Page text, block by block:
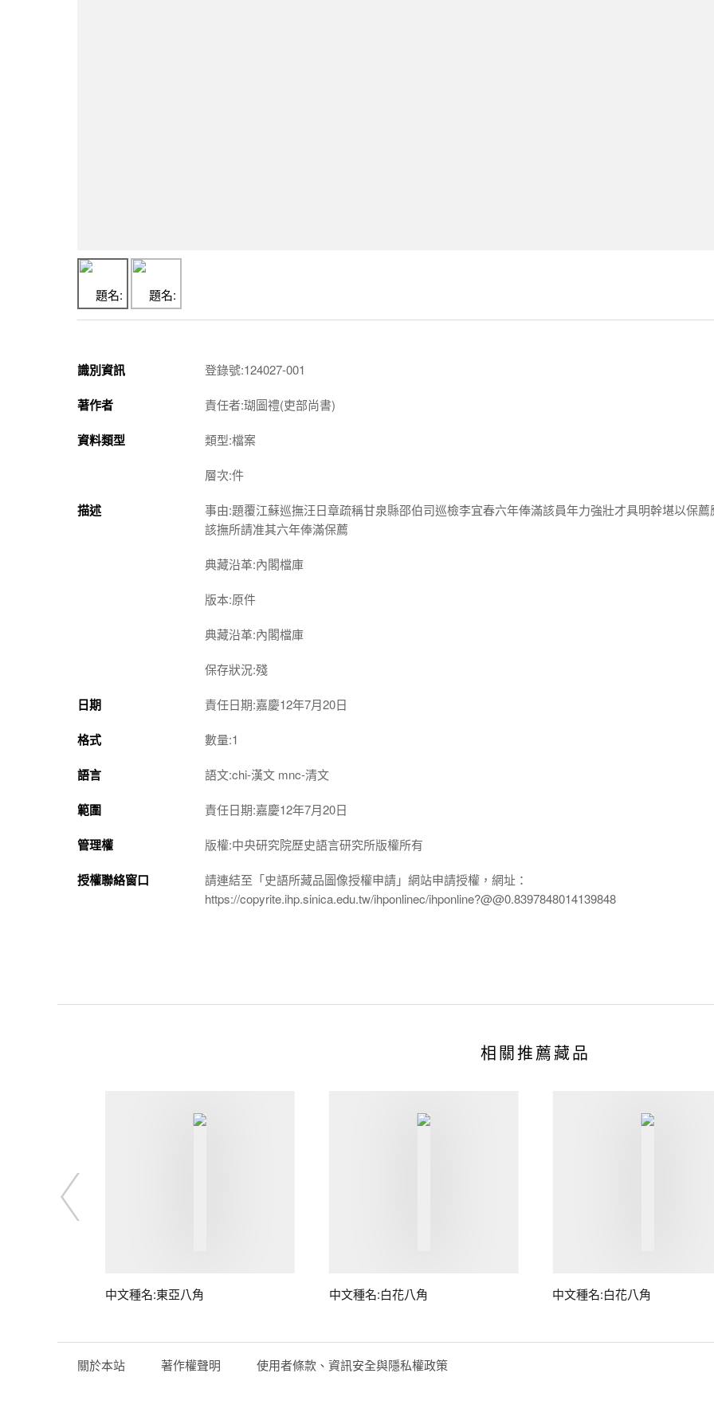
識別資訊 登錄號:124027-001
著作者 責任者:瑚圖禮(吏部尚書)
資料類型 類型:檔案
層次:件
描述
事由:題覆江蘇巡撫汪日章疏稱甘泉縣邵伯司巡檢李宜春六年俸滿該員年力強壯才具明幹堪以保薦
該撫所請准其六年俸滿保薦
典藏沿革:內閣檔庫
版本:原件
典藏沿革:內閣檔庫
保存狀況:殘
日期 責任日期:嘉慶12年7月20日
格式 數量:1
語言 語文:chi-漢文 mnc-清文
範圍 責任日期:嘉慶12年7月20日
管理權 版權:中央研究院歷史語言研究所版權所有
授權聯絡窗口
請連結至「史語所藏品圖像授權申請」網站申請授權，網址：
https://copyrite.ihp.sinica.edu.tw/ihponlinec/ihponline?@@0.8397848014139848
相關推薦藏品
中文種名:東亞八角 中文種名:白花八角 中文種名:白花八角
關於本站 著作權聲明 使用者條款、資訊安全與隱私權政策